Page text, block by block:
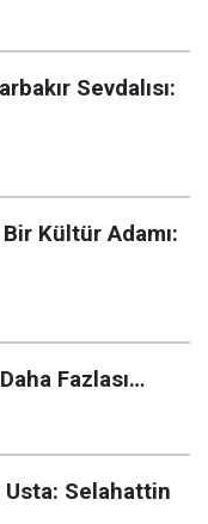
Sevdalısı:
Kültür Adamı:
Fazlası…
Usta: Selahattin